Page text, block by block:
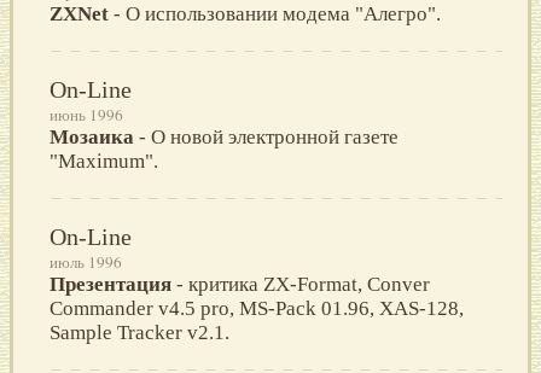
ZXNet - О использовании модема "Алегро".
On-Line
июнь 1996
Мозаика - О новой электронной газете
"Maximum".
On-Line
июль 1996
Презентация - критика ZX-Format, Conver
Commander v4.5 pro, MS-Pack 01.96, XAS-128,
Sample Tracker v2.1.